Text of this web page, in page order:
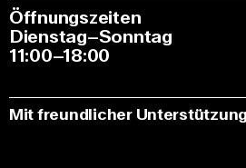
Öffnungszeiten
Dienstag–Sonntag
11:00–18:00
Mit freundlicher